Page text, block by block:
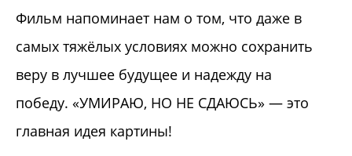
Фильм напоминает нам о том, что даже в
самых тяжёлых условиях можно сохранить
веру в лучшее будущее и надежду на
победу. «УМИРАЮ, НО НЕ СДАЮСЬ» — это
главная идея картины!